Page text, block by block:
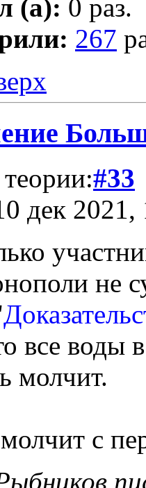
(а): 0 раз.
267
#33
дек 2021,
не
все воды
молчит.
с